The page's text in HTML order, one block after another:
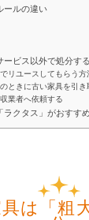
ールの違い
ービス以外で処分す
リユースしてもらう方
ときに古い家具を引き
業者へ依頼する
クタス」がおすすめ
は「粗